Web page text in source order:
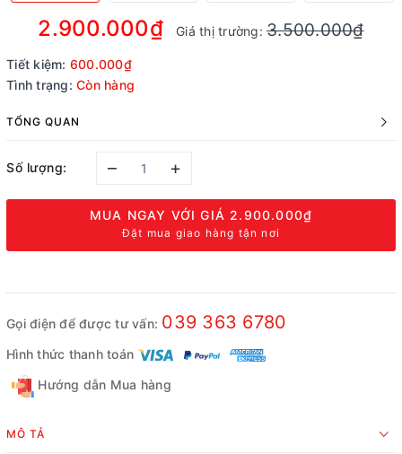
2.900.000₫ Giá thị trường:3.500.000₫
Tiết kiệm: 600.000₫
Tình trạng: Còn hàng
TỔNG QUAN
Số lượng: – +
MUA NGAY VỚI GIÁ 2.900.000₫
Đặt mua giao hàng tận nơi
Gọi điện để được tư vấn: 039 363 6780
Hình thức thanh toán
Hướng dẫn Mua hàng
MÔ TẢ